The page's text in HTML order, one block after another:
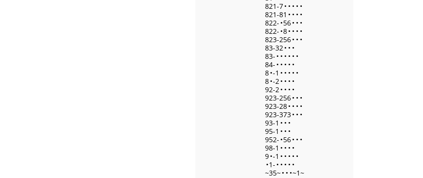
821-7• • • • •
821-81 • • • •
822- •56• • •
822- •8• • • •
823-256• • •
83-32• • •
83- • • • • • •
84- • • • • •
8•-1 • • • • •
8•-2• • • •
92-2• • • •
923-256• • •
923-28• • • •
923-373• • •
93-1 • • •
95-1 • • •
952- •56• • •
98-1 • • • •
9•-1 • • • • •
•1- • • • • •
~35~• • •~1~